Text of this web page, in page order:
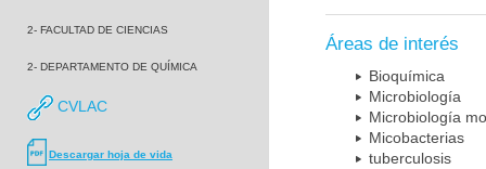
2- FACULTAD DE CIENCIAS
2- DEPARTAMENTO DE QUÍMICA
CVLAC
Descargar hoja de vida
Áreas de interés
Bioquímica
Microbiología
Microbiología
Micobacterias
tuberculosis